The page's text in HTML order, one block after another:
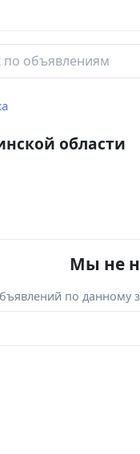
области
Мы не
по данному